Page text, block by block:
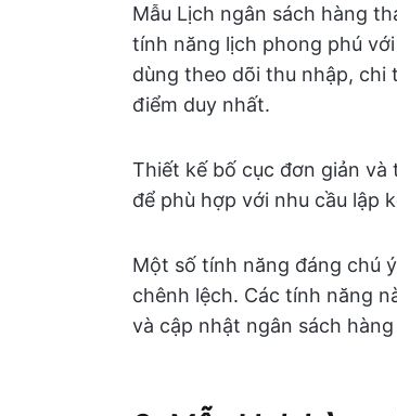
Mẫu Lịch ngân sách hàng
tính năng lịch phong phú
dùng theo dõi thu nhập, chi
điểm duy nhất.
Thiết kế bố cục đơn giản
để phù hợp với nhu cầu lập
Một số tính năng đáng chú
chênh lệch. Các tính năng
và cập nhật ngân sách